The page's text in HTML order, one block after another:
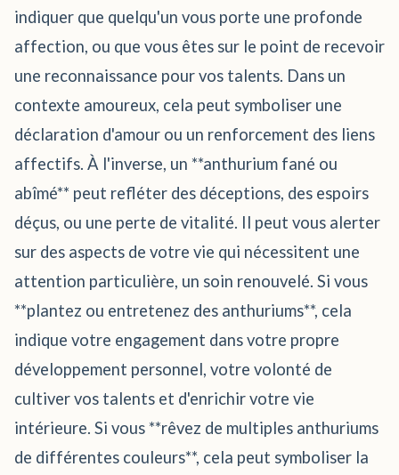
indiquer que quelqu'un vous porte une profonde
affection, ou que vous êtes sur le point de recevoir
une reconnaissance pour vos talents. Dans un
contexte amoureux, cela peut symboliser une
déclaration d'amour ou un renforcement des liens
affectifs. À l'inverse, un **anthurium fané ou
abîmé** peut refléter des déceptions, des espoirs
déçus, ou une perte de vitalité. Il peut vous alerter
sur des aspects de votre vie qui nécessitent une
attention particulière, un soin renouvelé. Si vous
**plantez ou entretenez des anthuriums**, cela
indique votre engagement dans votre propre
développement personnel, votre volonté de
cultiver vos talents et d'enrichir votre vie
intérieure. Si vous **rêvez de multiples anthuriums
de différentes couleurs**, cela peut symboliser la